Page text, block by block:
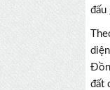
đấu
đất